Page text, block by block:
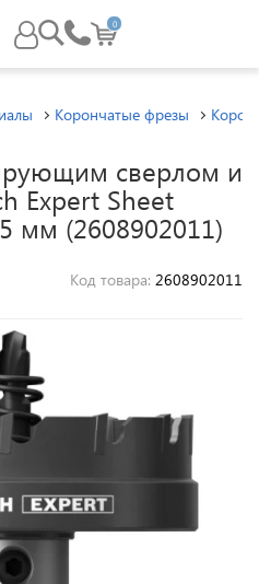
0
Корончатые фрезы
сверлом и
Expert Sheet
мм (2608902011)
Код товара: 2608902011